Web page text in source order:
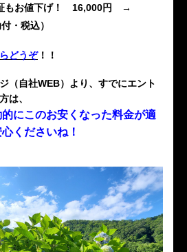
値下げ！ 16,000円 →
・税込）
どうぞ！！
（自社WEB）より、すでにエント
は、
的にこのお安くなった料金が適
くださいね！